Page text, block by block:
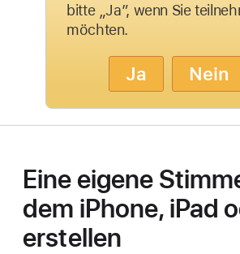
bitte „Ja”, wenn Sie
möchten.
Ja Nein
Eine eigene
dem iPhone, iPad
erstellen